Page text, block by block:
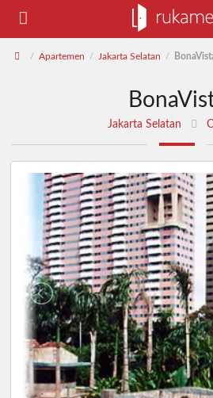
/ Apartemen / Jakarta Selatan /
Jakarta Selatan